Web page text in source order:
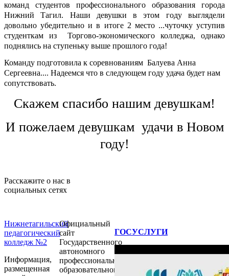
команд студентов профессионального образования города
Нижний Тагил. Наши девушки в этом году выглядели
довольно убедительно и в итоге 2 место ...чуточку уступив
студенткам из Торгово-экономического колледжа, однако
поднялись на ступеньку выше прошлого года!
Команду подготовила к соревнованиям Балуева Анна
Сергеевна.... Надеемся что в следующем году удача будет нам
сопутствовать.
Скажем спасибо нашим девушкам!
И пожелаем девушкам удачи в Новом
году!
Расскажите о нас в
социальных сетях
Нижнетагильский
педагогический
колледж №2
Информация,
размещенная
Официальный
сайт
Государственного
автономного
профессионального
образовательного
ГОСУСЛУГИ